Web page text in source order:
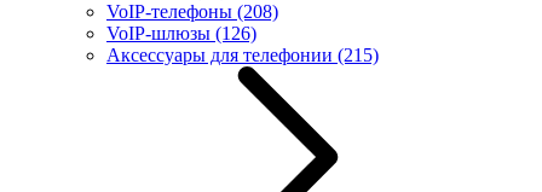
VoIP-телефоны (208)
VoIP-шлюзы (126)
Аксессуары для телефонии (215)